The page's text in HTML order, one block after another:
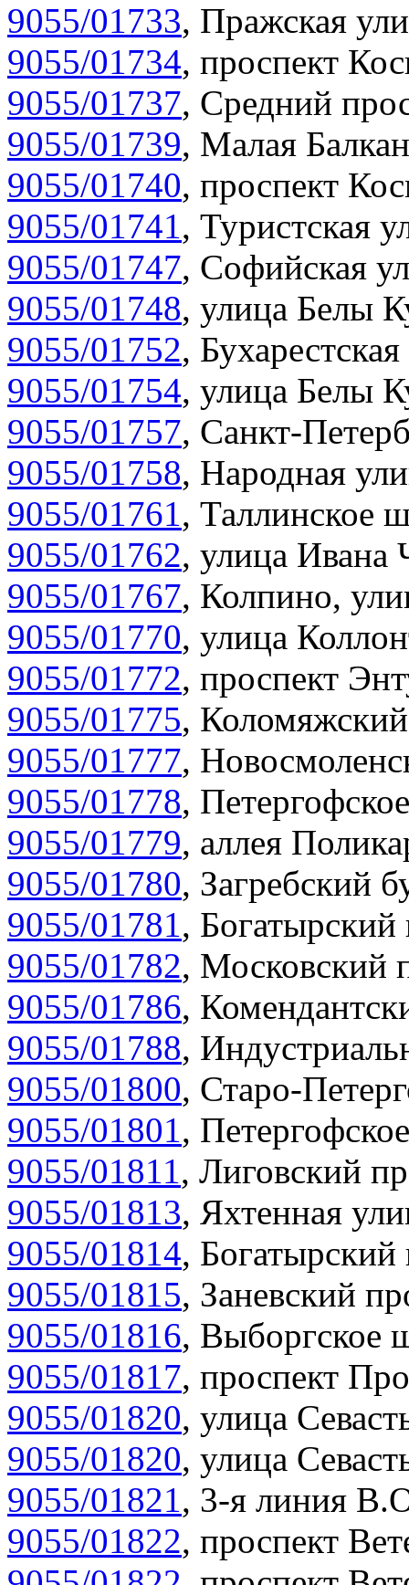
9055/01733, Пражская
9055/01734, проспект
9055/01737, Средний
9055/01739, Малая
9055/01740, проспект
9055/01741, Туристская
9055/01747, Софийская
9055/01748, улица Белы
9055/01752,
9055/01754, улица Белы
9055/01757, Санкт-
9055/01758, Народная
9055/01761, Таллинское
9055/01762, улица Ивана
9055/01767, Колпино,
9055/01770, улица
9055/01772, проспект
9055/01775,
9055/01777,
9055/01778,
9055/01779, аллея
9055/01780, Загребский
9055/01781, Богатырский
9055/01782, Московский
9055/01786,
9055/01788,
9055/01800, Старо-
9055/01801,
9055/01811, Лиговский
9055/01813, Яхтенная
9055/01814, Богатырский
9055/01815, Заневский
9055/01816, Выборгское
9055/01817, проспект
9055/01820, улица
9055/01820, улица
9055/01821, 3-я линия
9055/01822, проспект